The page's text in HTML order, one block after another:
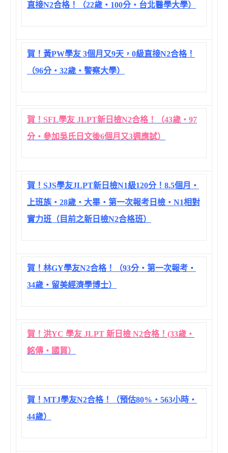
直接N2合格！（22歲‧100分‧台北醫學大學）
賀！黃PW學友 3個月又9天，0級直接N2合格！
（96分‧32歲‧警察大學）
賀！SFL學友 JLPT新日檢N2合格！（43歲‧97
分‧參加吳氏日文後6個月又3週應試）
賀！SJS學友JLPT新日檢N1級120分！8.5個月‧
上班族‧28歲‧大畢‧第一次報考日檢‧N1相對
實力班（目前之新日檢N2合格班）
賀！林GY學友N2合格！（93分‧第一次報考‧
34歲‧留美經濟學博士）
賀！洪YC 學友 JLPT 新日檢 N2合格！(33歲‧
銘傳‧國貿）
賀！MTJ學友N2合格！（預估80%‧563小時‧
44歲）